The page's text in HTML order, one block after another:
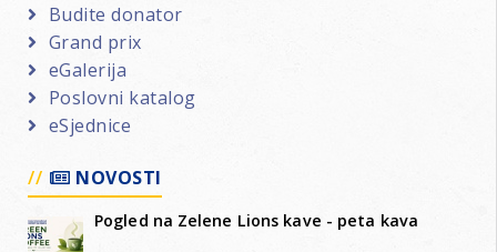
Budite donator
Grand prix
eGalerija
Poslovni katalog
eSjednice
NOVOSTI
Pogled na Zelene Lions kave - peta kava